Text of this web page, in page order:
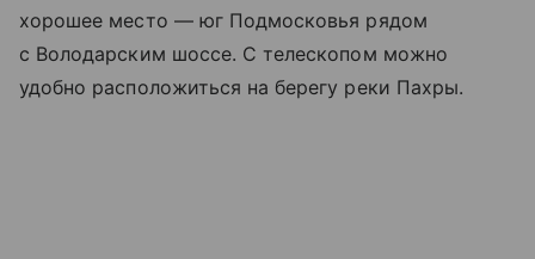
хорошее место — юг Подмосковья рядом
с Володарским шоссе. С телескопом можно
удобно расположиться на берегу реки Пахры.